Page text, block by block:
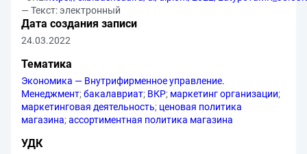
— Текст: электронный
Дата создания записи
24.03.2022
Тематика
Экономика — Внутрифирменное управление.
Менеджмент;бакалавриат; ВКР; маркетинг организации;
маркетинговая деятельность; ценовая политика
магазина;ассортиментная политика магазина
УДК